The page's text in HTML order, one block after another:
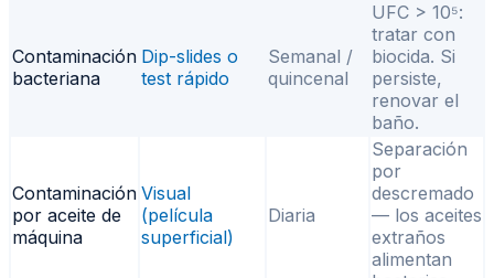
Contaminación
bacteriana
Dip-slides o
test rápido
Semanal /
quincenal
UFC > 10⁵:
tratar con
biocida. Si
persiste,
renovar el
baño.
Contaminación
por aceite de
máquina
Visual
(película
superficial)
Diaria
Separación
por
descremado
— los aceites
extraños
alimentan